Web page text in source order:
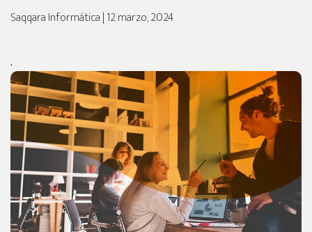
Saqqara Informática | 12 marzo, 2024
.